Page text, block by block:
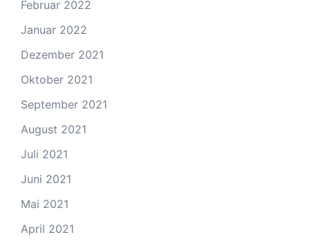
Februar 2022
Januar 2022
Dezember 2021
Oktober 2021
September 2021
August 2021
Juli 2021
Juni 2021
Mai 2021
April 2021